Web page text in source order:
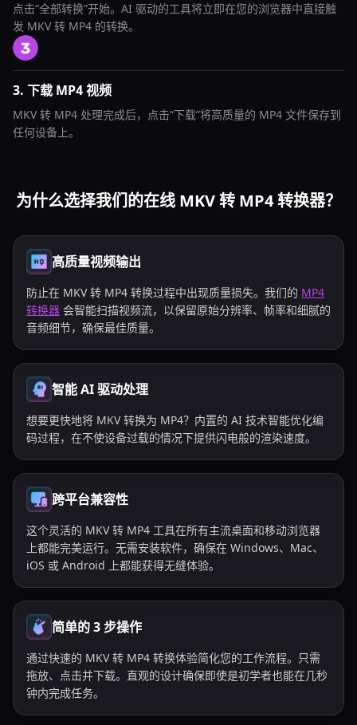
点击“全部转换”开始。AI 驱动的工具将立即在您的浏览器中直接触
发 MKV 转 MP4 的转换。
3. 下载 MP4 视频
MKV 转 MP4 处理完成后，点击“下载”将高质量的 MP4 文件保存到
任何设备上。
为什么选择我们的在线 MKV 转 MP4 转换器？
高质量视频输出
防止在 MKV 转 MP4 转换过程中出现质量损失。我们的 MP4
转换器 会智能扫描视频流，以保留原始分辨率、帧率和细腻的
音频细节，确保最佳质量。
智能 AI 驱动处理
想要更快地将 MKV 转换为 MP4？内置的 AI 技术智能优化编
码过程，在不使设备过载的情况下提供闪电般的渲染速度。
跨平台兼容性
这个灵活的 MKV 转 MP4 工具在所有主流桌面和移动浏览器
上都能完美运行。无需安装软件，确保在 Windows、Mac、
iOS 或 Android 上都能获得无缝体验。
简单的 3 步操作
通过快速的 MKV 转 MP4 转换体验简化您的工作流程。只需
拖放、点击并下载。直观的设计确保即使是初学者也能在几秒
钟内完成任务。